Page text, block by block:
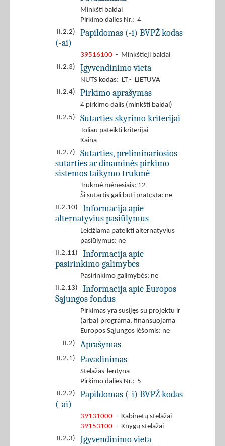
Minkšti baldai
Pirkimo dalies Nr.: 4
II.2.2)
Papildomas (-i) BVPŽ kodas
(-ai)
39516100 - Minkštieji baldai
II.2.3)
Įgyvendinimo vieta
NUTS kodas: LT - LIETUVA
II.2.4)
Pirkimo aprašymas
4 pirkimo dalis (minkšti baldai)
II.2.5)
Sutarties skyrimo kriterijai
Toliau pateikti kriterijai
Kaina
II.2.7)
Sutarties, preliminariosios
sutarties ar dinaminės pirkimo
sistemos taikymo trukmė
Trukmė mėnesiais: 12
Ši sutartis gali būti pratęsta: ne
II.2.10)
Informacija apie
alternatyvius pasiūlymus
Leidžiama pateikti alternatyvius
pasiūlymus: ne
II.2.11)
Informacija apie
pasirinkimo galimybes
Pasirinkimo galimybės: ne
II.2.13)
Informacija apie Europos
Sąjungos fondus
Pirkimas yra susijęs su projektu ir
(arba) programa, finansuojama
Europos Sąjungos lėšomis: ne
II.2)
Aprašymas
II.2.1) Pavadinimas
Stelažas-lentyna
Pirkimo dalies Nr.: 5
II.2.2)
Papildomas (-i) BVPŽ kodas
(-ai)
39131000 - Kabinetų stelažai
39153100 - Knygų stelažai
II.2.3)
Įgyvendinimo vieta